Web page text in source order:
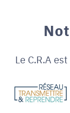
Le C.R.A